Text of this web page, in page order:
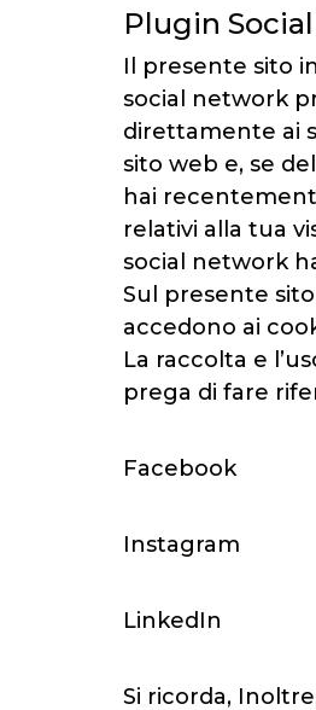
Plugin
Il presente sito
social network
direttamente ai
sito web e, se
hai
relativi alla tua
social network
Sul presente
accedono ai
La raccolta e
prega di fare
Facebook
Instagram
LinkedIn
Si ricorda,